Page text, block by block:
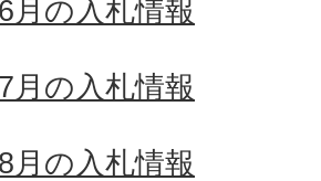
月の入札情報
月の入札情報
月の入札情報